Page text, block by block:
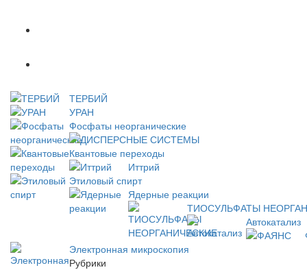
ТЕРБИЙ
УРАН
Фосфаты неорганические
ДИСПЕРСНЫЕ СИСТЕМЫ
Квантовые переходы
Иттрий
Этиловый спирт
Ядерные реакции
ТИОСУЛЬФАТЫ
Автокатализ
Электронная микроскопия
Рубрики